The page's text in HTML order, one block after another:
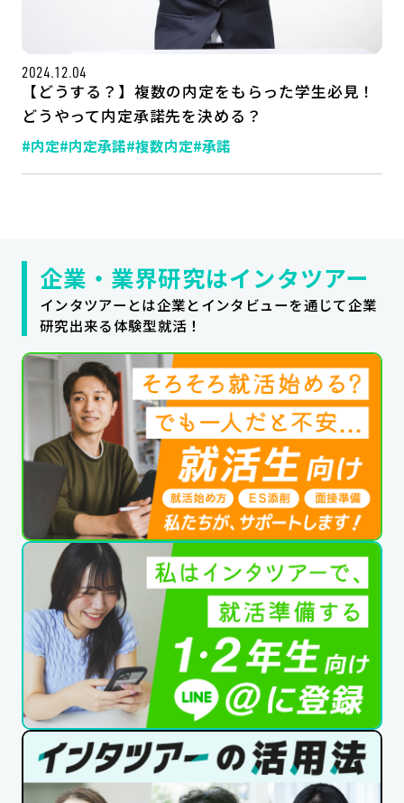
公式SNSはこちら
2024.12.04
【どうする？】複数の内定をもらった学生必見！
どうやって内定承諾先を決める？
#内定#内定承諾#複数内定#承諾
企業・業界研究はインタツアー
インタツアーとは企業とインタビューを通じて企業
研究出来る体験型就活！